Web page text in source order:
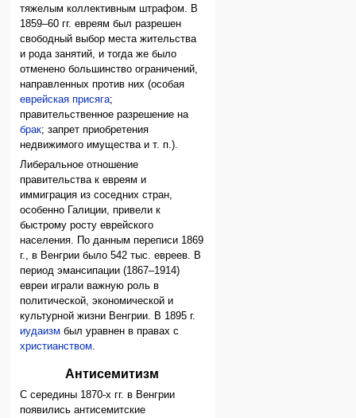
тяжелым коллективным штрафом. В
1859–60 гг. евреям был разрешен
свободный выбор места жительства
и рода занятий, и тогда же было
отменено большинство ограничений,
направленных против них (особая
еврейская присяга;
правительственное разрешение на
брак; запрет приобретения
недвижимого имущества и т. п.).
Либеральное отношение
правительства к евреям и
иммиграция из соседних стран,
особенно Галиции, привели к
быстрому росту еврейского
населения. По данным переписи 1869
г., в Венгрии было 542 тыс. евреев. В
период эмансипации (1867–1914)
евреи играли важную роль в
политической, экономической и
культурной жизни Венгрии. В 1895 г.
иудаизм был уравнен в правах с
христианством.
Антисемитизм
С середины 1870-х гг. в Венгрии
появились антисемитские